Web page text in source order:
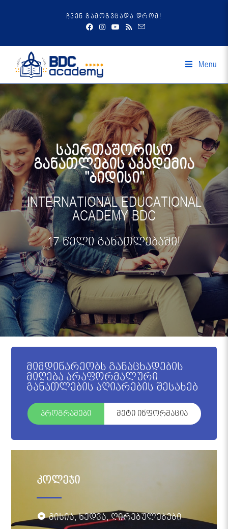
ჩვენ გამოგვცადა დრომ!
Menu
საერთაშორისო
განათლების აკადემია
"ბიდისი"
INTERNATIONAL EDUCATIONAL
ACADEMY BDC
17 წელი განათლებაში!
მიმდინარეობს განაცხადების
მიღება არაფორმალური
განათლების აღიარების შესახებ
პროგრამები მეტი ინფორმაცია
კოლეჯი
მისია, ხედვა, ღირებულებები